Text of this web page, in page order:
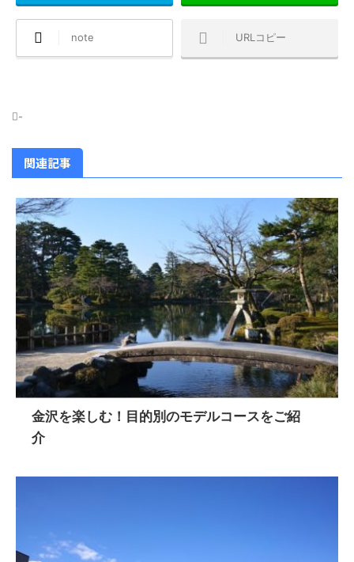
note URLコピー
-
関連記事
金沢を楽しむ！目的別のモデルコースをご紹
介